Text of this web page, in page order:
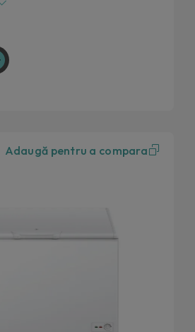
hOn
Adaugă pentru a compara